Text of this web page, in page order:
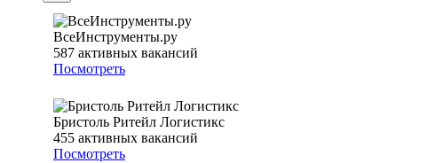
ВсеИнструменты.ру
587 активных вакансий
Посмотреть
Бристоль Ритейл Логистикс
455 активных вакансий
Посмотреть